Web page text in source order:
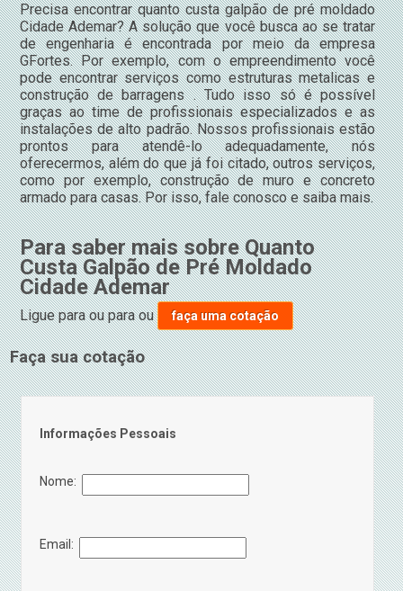
Precisa encontrar quanto custa galpão de pré moldado
Cidade Ademar? A solução que você busca ao se tratar
de engenharia é encontrada por meio da empresa
GFortes. Por exemplo, com o empreendimento você
pode encontrar serviços como estruturas metalicas e
construção de barragens . Tudo isso só é possível
graças ao time de profissionais especializados e as
instalações de alto padrão. Nossos profissionais estão
prontos para atendê-lo adequadamente, nós
oferecermos, além do que já foi citado, outros serviços,
como por exemplo, construção de muro e concreto
armado para casas. Por isso, fale conosco e saiba mais.
Para saber mais sobre Quanto
Custa Galpão de Pré Moldado
Cidade Ademar
Ligue paraou paraou faça uma cotação
Faça sua cotação
Informações Pessoais
Nome:
Email: